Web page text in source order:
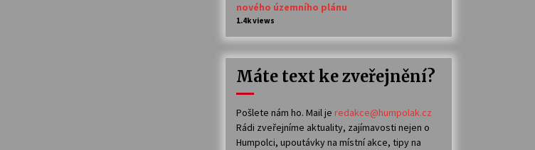
nového územního plánu
1.4k views
Máte text ke zveřejnění?
Pošlete nám ho. Mail je redakce@humpolak.cz
Rádi zveřejníme aktuality, zajímavosti nejen o
Humpolci, upoutávky na místní akce, tipy na